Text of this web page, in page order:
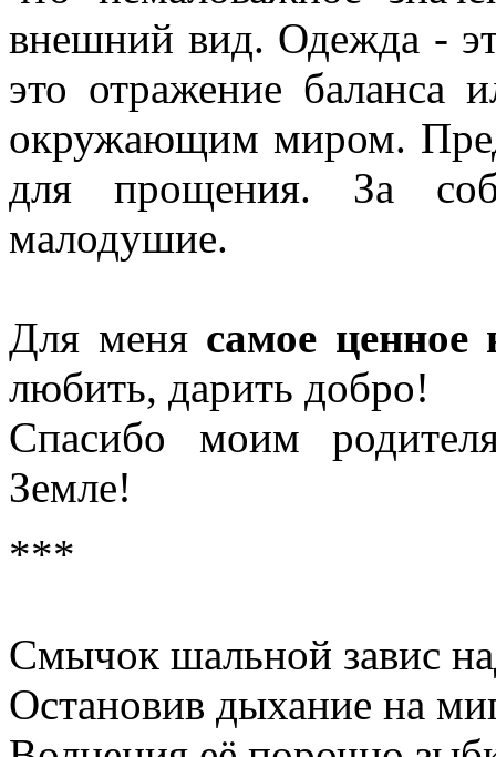
внешний вид. Одежда -
это отражение баланса
окружающим миром.
для прощения. За
малодушие.
Для меня самое ценное
любить, дарить добро!
Спасибо моим
Земле!
***
Смычок шальной завис
Остановив дыхание на